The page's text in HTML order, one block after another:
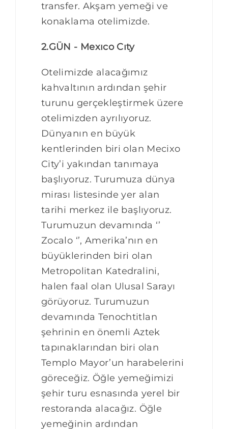
transfer. Akşam yemeği ve
konaklama otelimizde.
2.GÜN - Mexıco Cıty
Otelimizde alacağımız
kahvaltının ardından şehir
turunu gerçekleştirmek üzere
otelimizden ayrılıyoruz.
Dünyanın en büyük
kentlerinden biri olan Mecixo
City’i yakından tanımaya
başlıyoruz. Turumuza dünya
mirası listesinde yer alan
tarihi merkez ile başlıyoruz.
Turumuzun devamında ‘’
Zocalo ‘’, Amerika’nın en
büyüklerinden biri olan
Metropolitan Katedralini,
halen faal olan Ulusal Sarayı
görüyoruz. Turumuzun
devamında Tenochtitlan
şehrinin en önemli Aztek
tapınaklarından biri olan
Templo Mayor’un harabelerini
göreceğiz. Öğle yemeğimizi
şehir turu esnasında yerel bir
restoranda alacağız. Öğle
yemeğinin ardından